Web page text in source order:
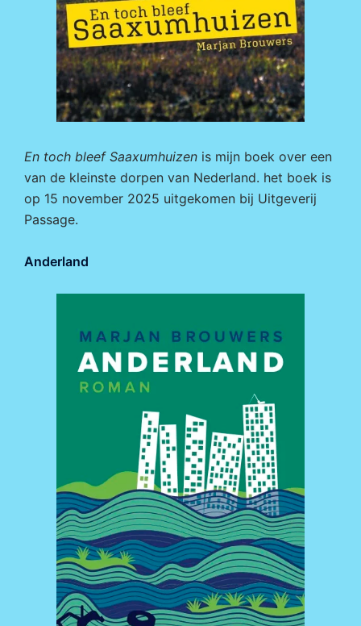
En toch bleef Saaxumhuizen is mijn boek over een
van de kleinste dorpen van Nederland. het boek is
op 15 november 2025 uitgekomen bij Uitgeverij
Passage.
Anderland